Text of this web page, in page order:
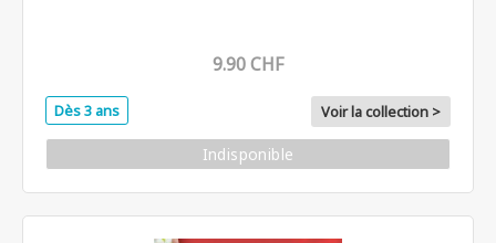
9.90 CHF
Dès 3 ans Voir la collection >
Indisponible